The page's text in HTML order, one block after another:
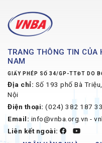
TRANG THÔNG TIN CỦA
NAM
GIẤY PHÉP SỐ 34/GP-TTĐT DO
Địa chỉ: Số 193 phố Bà
Nội
Điện thoại: (024) 382 187 33
Email: info@vnba.org.vn -
Liên kết ngoài: